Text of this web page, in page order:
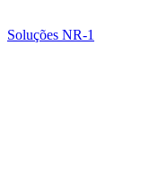
Soluções NR-1